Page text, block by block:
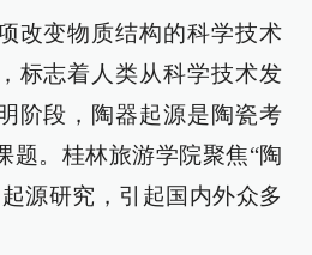
改变物质结构的科学技术
标志着人类从科学技术发
阶段，陶器起源是陶瓷考
题。桂林旅游学院聚焦“陶
源研究，引起国内外众多